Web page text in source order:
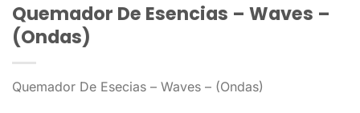
Quemador De Esencias – Waves –
(Ondas)
Quemador De Esecias – Waves – (Ondas)